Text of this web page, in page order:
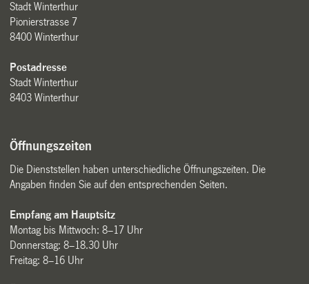
Stadt Winterthur
Pionierstrasse 7
8400 Winterthur
Postadresse
Stadt Winterthur
8403 Winterthur
Öffnungszeiten
Die Dienststellen haben unterschiedliche Öffnungszeiten. Die
Angaben finden Sie auf den entsprechenden Seiten.
Empfang am Hauptsitz
Montag bis Mittwoch: 8–17 Uhr
Donnerstag: 8–18.30 Uhr
Freitag: 8–16 Uhr